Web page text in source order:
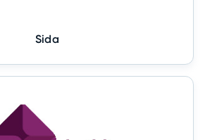
Sida